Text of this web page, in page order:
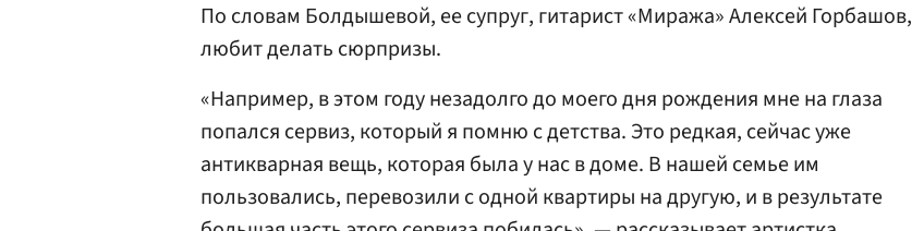
По словам Болдышевой, ее супруг, гитарист «Миража» Алексей Горбашов,
любит делать сюрпризы.
«Например, в этом году незадолго до моего дня рождения мне на глаза
попался сервиз, который я помню с детства. Это редкая, сейчас уже
антикварная вещь, которая была у нас в доме. В нашей семье им
пользовались, перевозили с одной квартиры на другую, и в результате